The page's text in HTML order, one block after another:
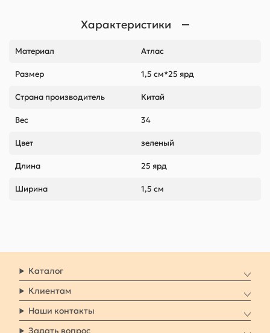
Характеристики
Материал Атлас
Размер 1,5 см*25 ярд
Страна производитель Китай
Вес 34
Цвет зеленый
Длина 25 ярд
Ширина 1,5 см
Каталог
Клиентам
Наши контакты
Задать вопрос